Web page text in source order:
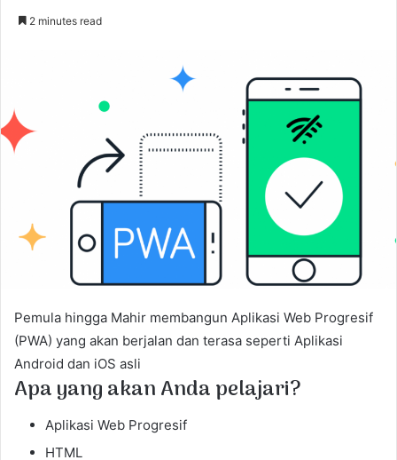
a
l
2 minutes read
Pemula hingga Mahir membangun Aplikasi Web Progresif
(PWA) yang akan berjalan dan terasa seperti Aplikasi
Android dan iOS asli
Apa yang akan Anda pelajari?
Aplikasi Web Progresif
HTML